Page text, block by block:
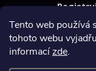
Tento web používá
tohoto webu
informacízde.
Copyright 2026
VRÁCENÍ 14 DNÍ sleva